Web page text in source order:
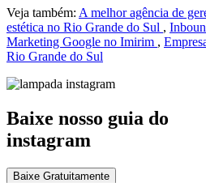
Veja também: A melhor agência de
estética no Rio Grande do Sul ,
Marketing Google no Imirim ,
Rio Grande do Sul
Baixe nosso guia do
instagram
Baixe Gratuitamente